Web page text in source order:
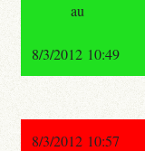
au
8/3/2012 10:49
8/3/2012 10:57